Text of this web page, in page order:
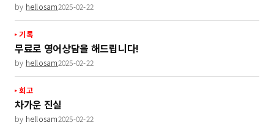
by hellosam2025-02-22
기록
무료로 영어상담을 해드립니다!
by hellosam2025-02-22
회고
차가운 진실
by hellosam2025-02-22